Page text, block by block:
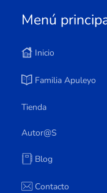
Menú
Inicio
Familia Apuleyo
Tienda
Autor@s
Blog
Contacto